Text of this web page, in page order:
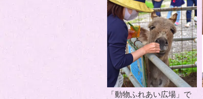
「動物ふれあい広場」で